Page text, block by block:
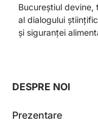
Bucureștiul
al dialogului
și siguranței
DESPRE NOI
Prezentare